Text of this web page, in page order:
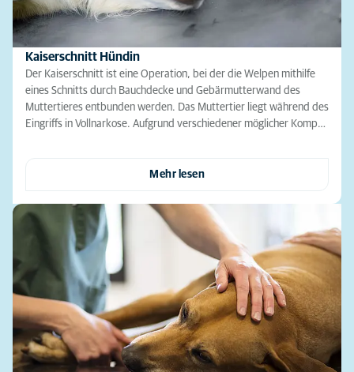
Kaiserschnitt Hündin
Der Kaiserschnitt ist eine Operation, bei der die Welpen mithilfe
eines Schnitts durch Bauchdecke und Gebärmutterwand des
Muttertieres entbunden werden. Das Muttertier liegt während des
Eingriffs in Vollnarkose. Aufgrund verschiedener möglicher Komp…
Mehr lesen